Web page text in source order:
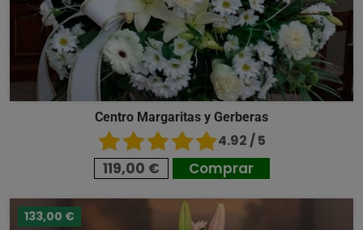
Centro Margaritas y Gerberas
4.92 / 5
119,00 € Comprar
133,00 €